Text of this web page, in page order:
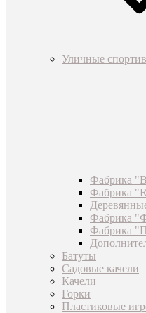
Уличные
Фабрика
Фабрика
Фабрика
Фабрика
Батуты
Садовые качели
Качели
Горки
Пластиковые